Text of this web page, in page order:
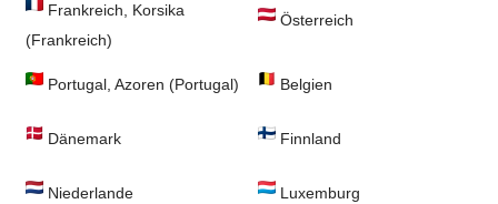
Frankreich, Korsika
(Frankreich)
Österreich
Portugal, Azoren (Portugal) Belgien
Dänemark Finnland
Niederlande Luxemburg